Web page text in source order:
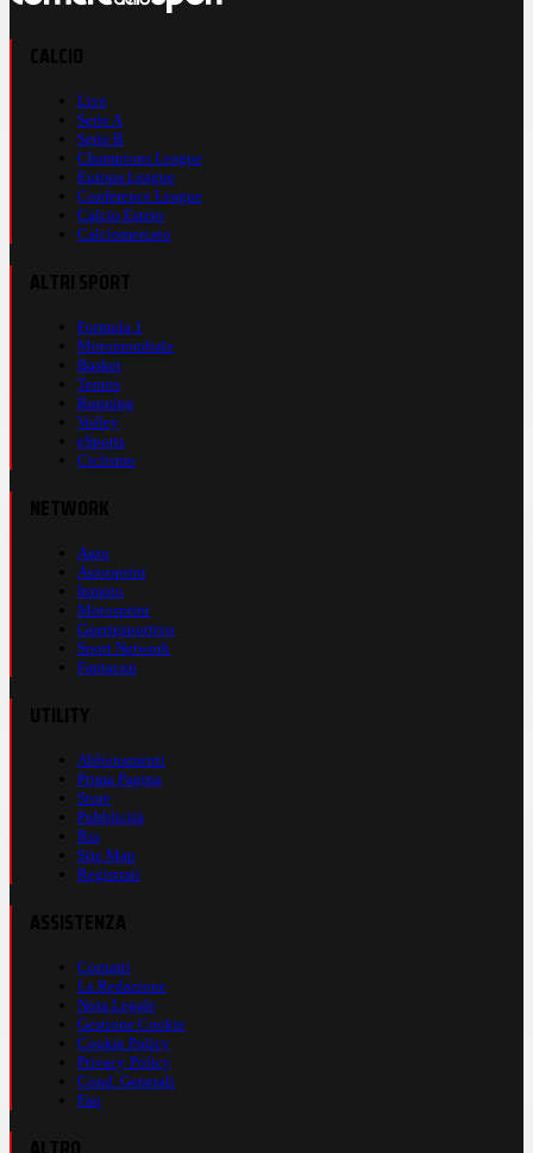
Live
Serie A
Serie B
Champions League
Europa League
Conference League
Calcio Estero
Calciomercato
Formula 1
Motomondiale
Basket
Tennis
Running
Volley
eSports
Ciclismo
Auto
Autosprint
Inmoto
Motosprint
Guerinsportivo
Sport Network
Fantacup
Abbonamenti
Prima Pagina
Store
Pubblicità
Rss
Site Map
Registrati
Contatti
La Redazione
Nota Legale
Gestione Cookie
Cookie Policy
Privacy Policy
Cond. Generali
Faq